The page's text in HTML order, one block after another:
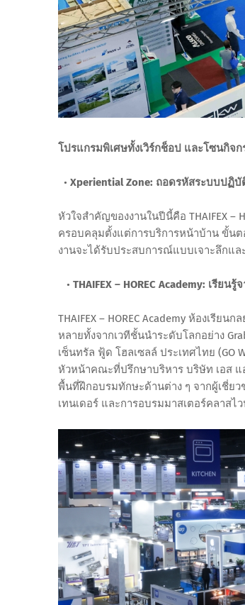
โปรแกรมพิเศษทั้งเวิร์กช็อป และโซนกิจ
• Xperiential Zone: ถอดรหัสระบบปฏิบั
หัวใจสำคัญของงานในปีนี้คือ THAIFEX –
ครอบคลุมตั้งแต่การบริการหน้าบ้าน ขั้น
งานจะได้รับประสบการณ์แบบเจาะลึกแ
• THAIFEX – HOREC Academy: เรีย
THAIFEX – HOREC Academy ห้องเรี
หลายทั้งจากเวทีชั้นนำระดับโลกอย่าง
เซ็นทรัล ฟู้ด โฮลเซลล์ ประเทศไทย (GO
หัวหน้าคณะที่ปรึกษาบริหาร บริษัท เอส
พื้นที่ฝึกอบรมทักษะด้านต่าง ๆ จากผู้เชี่ย
เทนเดอร์ และการอบรมมาสเตอร์คลาส